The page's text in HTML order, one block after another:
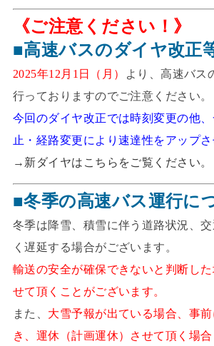
《ご注意ください！》
■高速バスのダイヤ改正
2025年12月1日（月）
より、高速バス
行っておりますのでご注意ください。
今回のダイヤ改正では時刻変更の他
止・経路変更により速達性をアップさ
→ 新ダイヤはこちらをご覧ください。
■冬季の高速バス運行に
冬季は降雪、積雪に伴う道路状況、
く遅延する場合がございます。
輸送の安全が確保できないと判断し
せて頂くことがございます。
また、 大雪予報が出ている場合、事
き、運休（計画運休）させて頂く場合